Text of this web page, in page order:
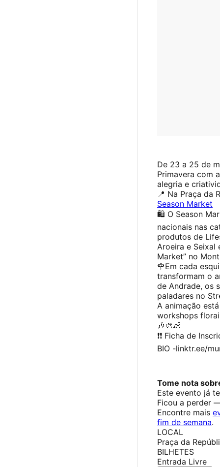
De 23 a 25 de
Primavera com
alegria e
📍 Na Praça da
Season Market
🛍️ O Season
nacionais nas
produtos de
Aroeira e Seixal
Market” no
🌹Em cada
transformam o
de Andrade, os
paladares no
A animação
workshops
🎶🎨👶
❗❗ Ficha de
BIO -linktr.ee/
Tome nota
Este evento já
Ficou a perder
Encontre mais
fim de semana.
LOCAL
Praça da
BILHETES
Entrada Livre